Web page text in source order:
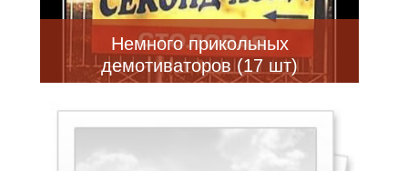
Немного прикольных
демотиваторов (17 шт)